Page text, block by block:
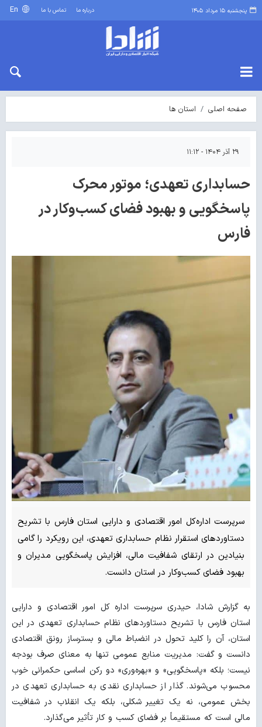
پنجشنبه ۱۵ مرداد ۱۴۰۵ درباره ما تماس با ما
صفحه اصلی استان ها
۲۹ آذر ۱۴۰۴ - ۱۱:۱۲
حسابداری تعهدی؛ موتور محرک
پاسخگویی و بهبود فضای کسب‌وکار در
فارس
سرپرست اداره‌کل امور اقتصادی و دارایی استان فارس با تشریح
دستاوردهای استقرار نظام حسابداری تعهدی، این رویکرد را گامی
بنیادین در ارتقای شفافیت مالی، افزایش پاسخگویی مدیران و
بهبود فضای کسب‌وکار در استان دانست.
به گزارش شادا، حیدری سرپرست اداره کل امور اقتصادی و دارایی
استان فارس با تشریح دستاوردهای نظام حسابداری تعهدی در این
استان، آن را کلید تحول در انضباط مالی و بسترساز رونق اقتصادی
دانست و گفت: مدیریت منابع عمومی تنها به معنای صرف بودجه
نیست؛ بلکه «پاسخگویی» و «بهره‌وری» دو رکن اساسی حکمرانی خوب
محسوب می‌شوند. گذار از حسابداری نقدی به حسابداری تعهدی در
بخش عمومی، نه یک تغییر شکلی، بلکه یک انقلاب در شفافیت
مالی است که مستقیماً بر فضای کسب‌ و کار تأثیر می‌گذارد.